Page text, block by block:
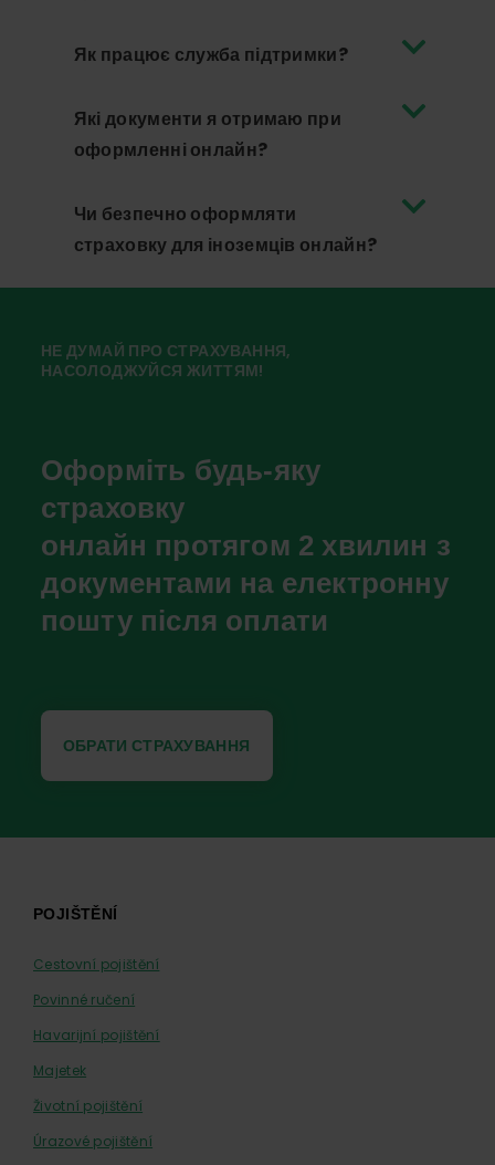
Як працює служба підтримки?
Які документи я отримаю при
оформленні онлайн?
Чи безпечно оформляти
страховку для іноземців онлайн?
НЕ ДУМАЙ ПРО СТРАХУВАННЯ,
НАСОЛОДЖУЙСЯ ЖИТТЯМ!
Оформіть будь-яку
страховку
онлайн протягом 2 хвилин з
документами на електронну
пошту після оплати
ОБРАТИ СТРАХУВАННЯ
FooterPOJIŠTĚNÍ
Cestovní pojištění
Povinné ručení
Havarijní pojištění
Majetek
Životní pojištění
Úrazové pojištění